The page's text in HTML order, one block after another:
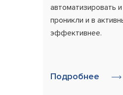
автоматизировать
проникли и в
эффективнее.
Подробнее